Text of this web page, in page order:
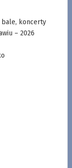
bale, koncerty
– 2026